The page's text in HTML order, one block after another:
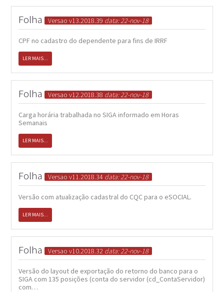
Folha Versao v13.2018.39 data: 22-nov-18
CPF no cadastro do dependente para fins de IRRF
LER MAIS...
Folha Versao v12.2018.38 data: 22-nov-18
Carga horária trabalhada no SIGA informado em Horas
Semanais
LER MAIS...
Folha Versao v11.2018.34 data: 22-nov-18
Versão com atualização cadastral do CQC para o eSOCIAL.
LER MAIS...
Folha Versao v10.2018.32 data: 22-nov-18
Versão do layout de exportação do retorno do banco para o
SIGA com 135 posições (conta do servidor (cd_ContaServidor)
com…